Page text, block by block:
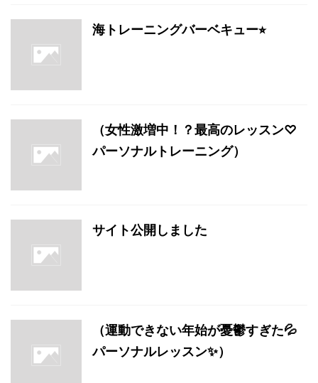
海トレーニングバーベキュー⭐︎
（女性激増中！？最高のレッスン♡
パーソナルトレーニング）
サイト公開しました
（運動できない年始が憂鬱すぎた💦
パーソナルレッスン✨）